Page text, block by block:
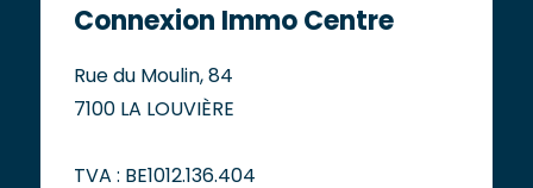
Connexion Immo Centre
Rue du Moulin, 84
7100 LA LOUVIÈRE
TVA : BE1012.136.404